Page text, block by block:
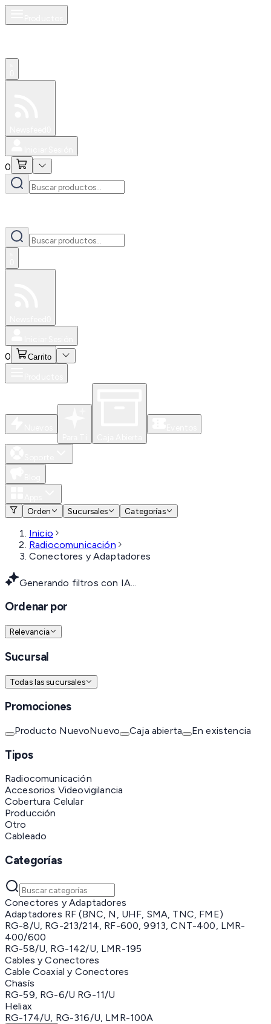
0
0 Carrito
Orden
Sucursales Categorías
Inicio
Radiocomunicación
Conectores y Adaptadores
Generando filtros con IA...
Ordenar por
Relevancia
Sucursal
Todas las sucursales
Promociones
Producto NuevoNuevo Caja abierta En existencia
Tipos
Radiocomunicación
Accesorios Videovigilancia
Cobertura Celular
Producción
Otro
Cableado
Categorías
Conectores y Adaptadores
Adaptadores RF (BNC, N, UHF, SMA, TNC, FME)
RG-8/U, RG-213/214, RF-600, 9913, CNT-400, LMR-
400/600
RG-58/U, RG-142/U, LMR-195
Cables y Conectores
Cable Coaxial y Conectores
Chasís
RG-59, RG-6/U RG-11/U
Heliax
RG-174/U, RG-316/U, LMR-100A